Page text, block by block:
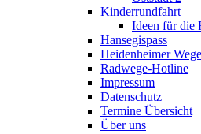
Kinderrundfahrt
Ideen für die
Hansegispass
Heidenheimer Wege
Radwege-Hotline
Impressum
Datenschutz
Termine Übersicht
Über uns